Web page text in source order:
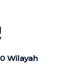
Wilayah